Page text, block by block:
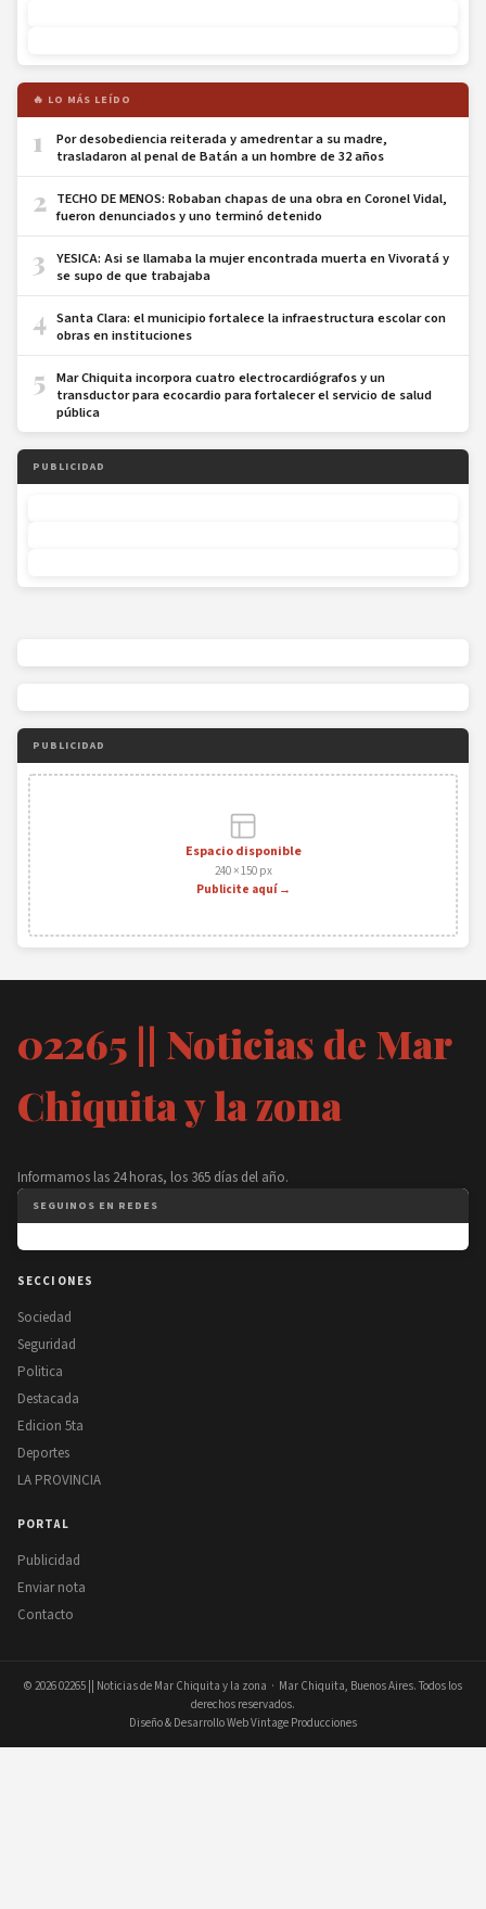
🔥 LO MÁS LEÍDO
1
Por desobediencia reiterada y amedrentar a su madre,
trasladaron al penal de Batán a un hombre de 32 años
2 TECHO DE MENOS: Robaban chapas de una obra en Coronel Vidal,
fueron denunciados y uno terminó detenido
3
YESICA: Asi se llamaba la mujer encontrada muerta en Vivoratá y
se supo de que trabajaba
4 Santa Clara: el municipio fortalece la infraestructura escolar con
obras en instituciones
5
Mar Chiquita incorpora cuatro electrocardiógrafos y un
transductor para ecocardio para fortalecer el servicio de salud
pública
PUBLICIDAD
PUBLICIDAD
Espacio disponible
240 × 150 px
Publicite aquí →
02265 || Noticias de Mar
Chiquita y la zona
Informamos las 24 horas, los 365 días del año.
SEGUINOS EN REDES
SECCIONES
Sociedad
Seguridad
Politica
Destacada
Edicion 5ta
Deportes
LA PROVINCIA
PORTAL
Publicidad
Enviar nota
Contacto
© 202602265 || Noticias de Mar Chiquita y la zona · Mar Chiquita, Buenos Aires. Todos los
derechos reservados.
Diseño & Desarrollo Web Vintage Producciones